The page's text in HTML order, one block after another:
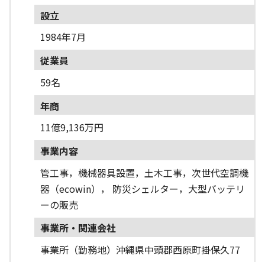
設立
1984年7月
従業員
59名
年商
11億9,136万円
事業内容
管工事，機械器具設置，土木工事，次世代空調機
器（ecowin）， 防災シェルター，大型バッテリ
ーの販売
事業所・関連会社
事業所（勤務地）沖縄県中頭郡西原町掛保久77